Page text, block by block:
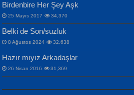
MAHMUT GÜRBÜZ
İbrahim Olmak ve Bitirebilmek...
Songül Özel
Mahzen...
NAZIM HİKMET RAN
Bir Cezaevinde, Tecritteki Adamın
Mektupları...
Birdenbire Her Şey Aşk
25 Mayıs 2017 34,370
Belki de Son/suzluk
8 Ağustos 2024 32,638
Hazır mıyız Arkadaşlar
26 Nisan 2016 31,369